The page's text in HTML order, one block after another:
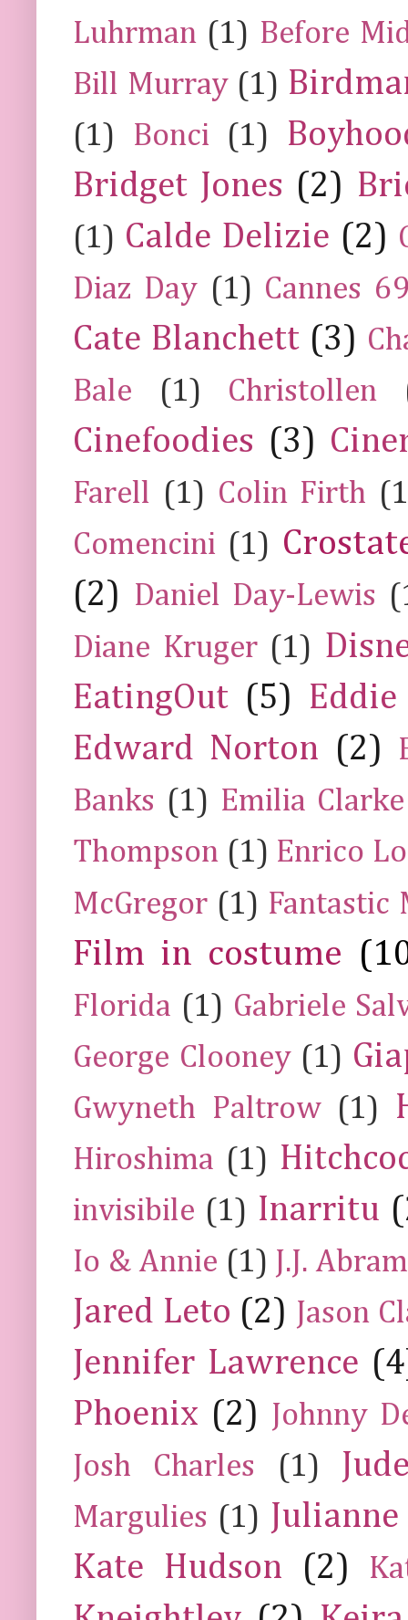
Luhrman (1) Before
Bill Murray (1)
(1) Bonci (1)
Bridget Jones (2)
(1) Calde Delizie (2)
Diaz Day (1) Cannes
Cate Blanchett (3)
Bale
(1) Christollen
Cinefoodies (3)
Farell (1) Colin Firth
Comencini (1)
(2) Daniel Day-Lewis
Diane Kruger (1)
EatingOut (5) Eddie
Edward Norton (2)
Banks (1) Emilia Clarke
Thompson (1) Enrico
McGregor (1) Fantastic
Film in costume
Florida (1) Gabriele
George Clooney (1)
Gwyneth Paltrow (1)
Hiroshima (1)
invisibile (1) Inarritu
Io & Annie (1) J.J.
Jared Leto (2) Jason
Jennifer Lawrence
Phoenix (2) Johnny
Josh Charles
(1)
Margulies (1)
Kate Hudson
(2)